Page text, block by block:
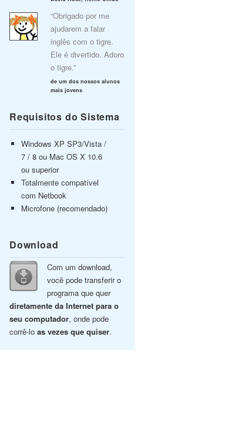
“Obrigado por me
ajudarem a falar
inglês com o tigre.
Ele é divertido. Adoro
o tigre.”
de um dos nossos alunos
mais jovens
Requisitos do Sistema
Windows XP SP3/Vista /
7 / 8 ou Mac OS X 10.6
ou superior
Totalmente compatível
com Netbook
Microfone (recomendado)
Download
Com um download,
você pode transferir o
programa que quer
diretamente da Internet para o
seu computador, onde pode
corrê-lo as vezes que quiser.